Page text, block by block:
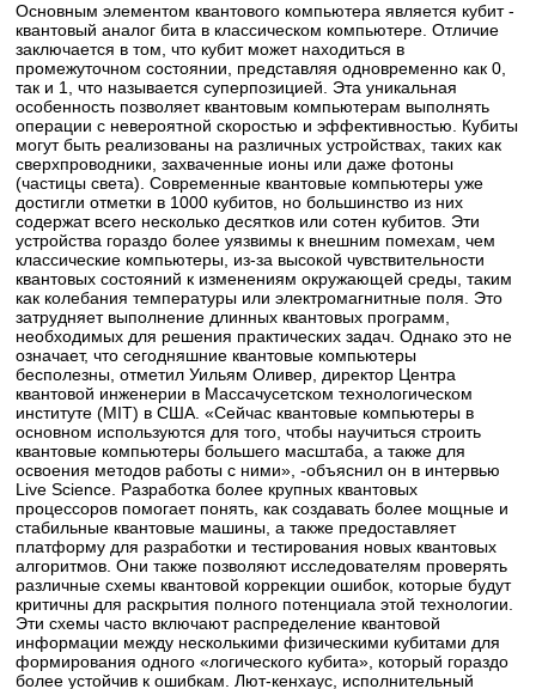
Основным элементом квантового компьютера является кубит -
квантовый аналог бита в классическом компьютере. Отличие
заключается в том, что кубит может находиться в
промежуточном состоянии, представляя одновременно как 0,
так и 1, что называется суперпозицией. Эта уникальная
особенность позволяет квантовым компьютерам выполнять
операции с невероятной скоростью и эффективностью. Кубиты
могут быть реализованы на различных устройствах, таких как
сверхпроводники, захваченные ионы или даже фотоны
(частицы света). Современные квантовые компьютеры уже
достигли отметки в 1000 кубитов, но большинство из них
содержат всего несколько десятков или сотен кубитов. Эти
устройства гораздо более уязвимы к внешним помехам, чем
классические компьютеры, из-за высокой чувствительности
квантовых состояний к изменениям окружающей среды, таким
как колебания температуры или электромагнитные поля. Это
затрудняет выполнение длинных квантовых программ,
необходимых для решения практических задач. Однако это не
означает, что сегодняшние квантовые компьютеры
бесполезны, отметил Уильям Оливер, директор Центра
квантовой инженерии в Массачусетском технологическом
институте (MIT) в США. «Сейчас квантовые компьютеры в
основном используются для того, чтобы научиться строить
квантовые компьютеры большего масштаба, а также для
освоения методов работы с ними», -объяснил он в интервью
Live Science. Разработка более крупных квантовых
процессоров помогает понять, как создавать более мощные и
стабильные квантовые машины, а также предоставляет
платформу для разработки и тестирования новых квантовых
алгоритмов. Они также позволяют исследователям проверять
различные схемы квантовой коррекции ошибок, которые будут
критичны для раскрытия полного потенциала этой технологии.
Эти схемы часто включают распределение квантовой
информации между несколькими физическими кубитами для
формирования одного «логического кубита», который гораздо
более устойчив к ошибкам. Лют-кенхаус, исполнительный